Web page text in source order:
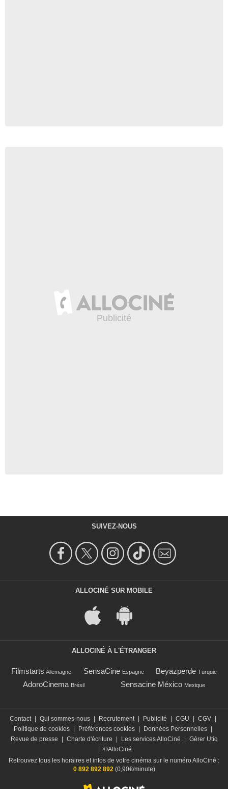
SUIVEZ-NOUS
ALLOCINÉ SUR MOBILE
ALLOCINÉ À L'ÉTRANGER
Filmstarts Allemagne SensaCine Espagne Beyazperde Turquie
AdoroCinema Brésil Sensacine México Mexique
Contact Qui sommes-nous Recrutement Publicité CGU CGV
Politique de cookies
Préférences cookies Données Personnelles
Revue de presse
Charte d'écriture Les services AlloCiné
Gérer Utiq
©AlloCiné
Retrouvez tous les horaires et infos de votre cinéma sur le numéro AlloCiné :
0 892 892 892(0,90€/minute)